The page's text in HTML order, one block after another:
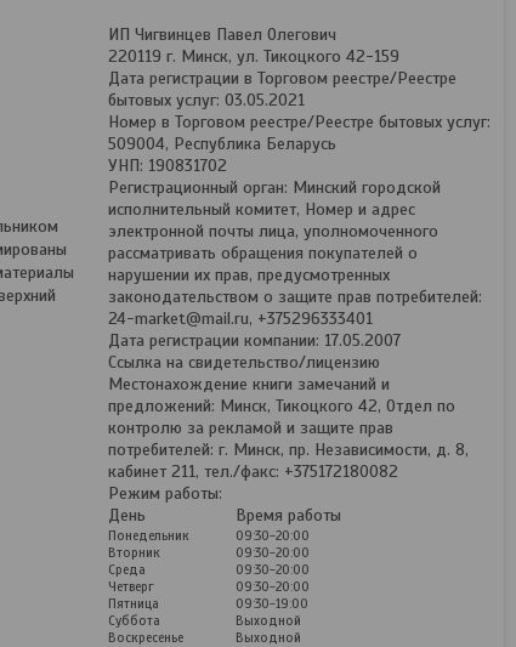
ИП Чигвинцев Павел Олегович
220119 г. Минск, ул. Тикоцкого 42-159
Дата регистрации в Торговом реестре/Реестре
бытовых услуг: 03.05.2021
Номер в Торговом реестре/Реестре бытовых услуг:
509004, Республика Беларусь
УНП: 190831702
Регистрационный орган: Минский городской
исполнительный комитет, Номер и адрес
электронной почты лица, уполномоченного
рассматривать обращения покупателей о
нарушении их прав, предусмотренных
законодательством о защите прав потребителей:
24-market@mail.ru, +375296333401
Дата регистрации компании: 17.05.2007
Ссылка на свидетельство/лицензию
Местонахождение книги замечаний и
предложений: Минск, Тикоцкого 42, Отдел по
контролю за рекламой и защите прав
потребителей: г. Минск, пр. Независимости, д. 8,
кабинет 211, тел./факс: +375172180082
Режим работы:
День
Время работы
Понедельник
09:30-20:00
Вторник
09:30-20:00
Среда
09:30-20:00
Четверг
09:30-20:00
Пятница
09:30-19:00
Суббота
Выходной
Воскресенье
Выходной